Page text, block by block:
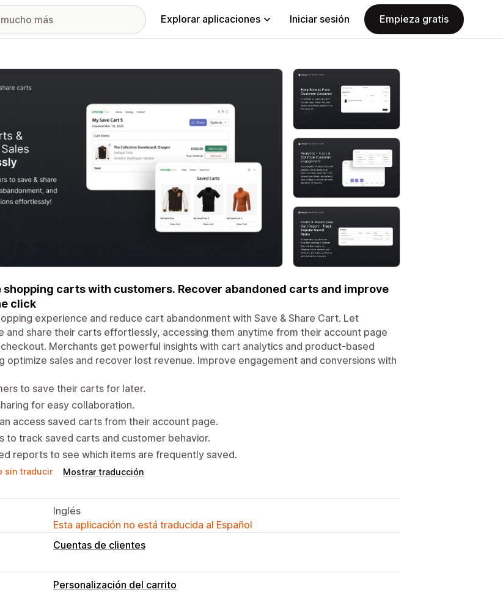
Explorar aplicaciones Iniciar sesión Empieza gratis
destacadas
shopping carts with customers. Recover abandoned carts and improve
click
experience and reduce cart abandonment with Save & Share Cart. Let
and share their carts effortlessly, accessing them anytime from their account page
Merchants get powerful insights with cart analytics and product-based
optimize sales and recover lost revenue. Improve engagement and conversions with
to save their carts for later.
for easy collaboration.
access saved carts from their account page.
to track saved carts and customer behavior.
reports to see which items are frequently saved.
sin traducir Mostrar traducción
Inglés
Esta aplicación no está traducida al Español
Cuentas de clientes
Personalización del carrito